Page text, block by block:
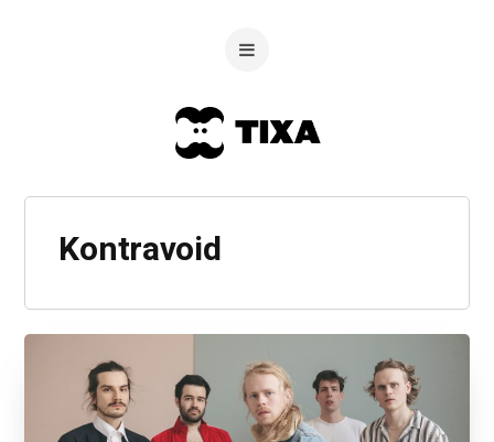
Kontravoid